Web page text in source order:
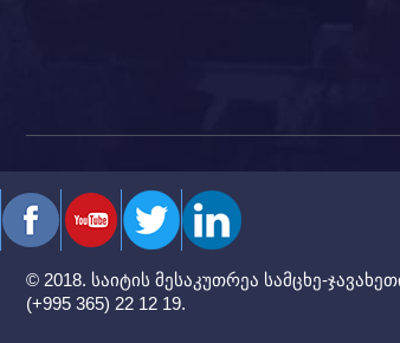
© 2018. საიტის მესაკუთრეა სამცხე-
(+995 365) 22 12 19.